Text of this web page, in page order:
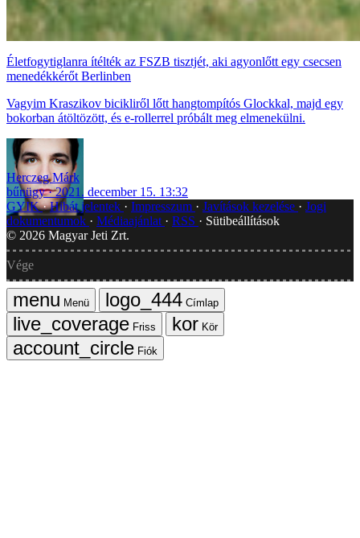
Életfogytiglanra ítélték az FSZB tisztjét, aki agyonlőtt egy csecsen
menedékkérőt Berlinben
Vagyim Kraszikov bicikliről lőtt hangtompítós Glockkal, majd egy
bokorban átöltözött, és e-rollerrel próbált meg elmenekülni.
Herczeg Márk
bűnügy
2021. december 15. 13:32
GYIK Hibát jelentek Impresszum Javítások kezelése
Jogi
dokumentumok
Médiaajánlat RSS
Sütibeállítások
© 2026 Magyar Jeti Zrt.
Vége
Menü
Címlap
Friss
Kör
Fiók